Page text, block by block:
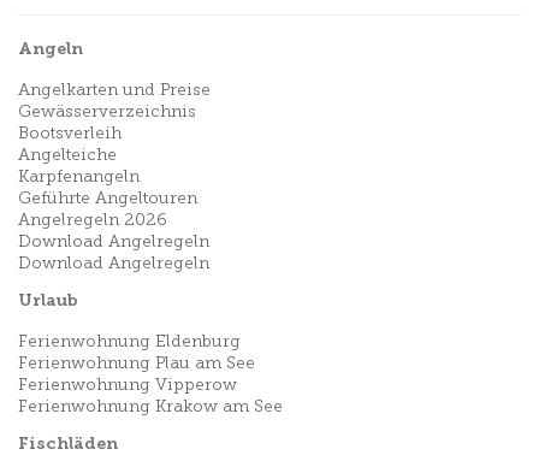
Angeln
Angelkarten und Preise
Gewässerverzeichnis
Bootsverleih
Angelteiche
Karpfenangeln
Geführte Angeltouren
Angelregeln 2026
Download Angelregeln
Download Angelregeln
Urlaub
Ferienwohnung Eldenburg
Ferienwohnung Plau am See
Ferienwohnung Vipperow
Ferienwohnung Krakow am See
Fischläden